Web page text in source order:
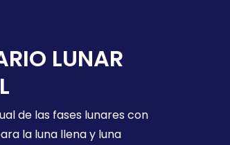
LUNAR
de las fases lunares con
la luna llena y luna